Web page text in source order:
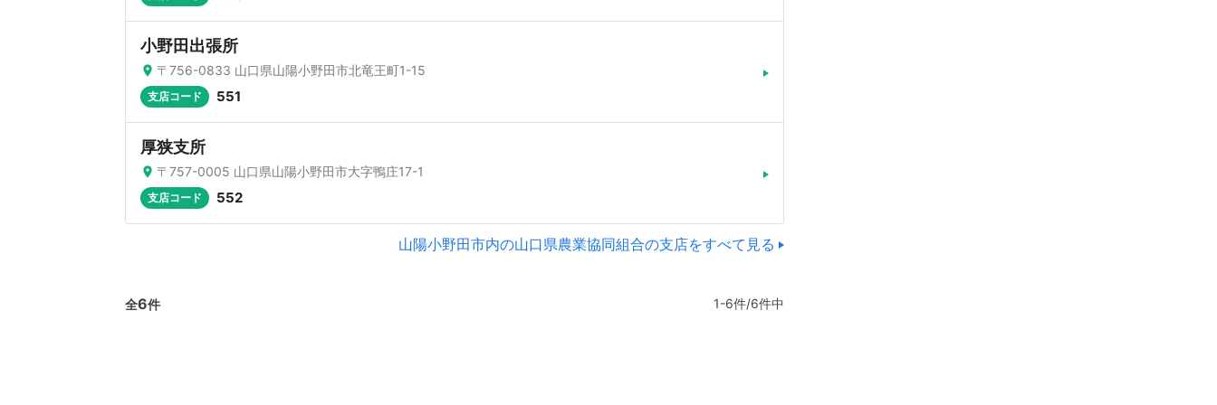
小野田出張所
〒756-0833 山口県山陽小野田市北竜王町1-15
支店コード 551
厚狭支所
〒757-0005 山口県山陽小野田市大字鴨庄17-1
支店コード 552
山陽小野田市内の山口県農業協同組合の支店をすべて見る
全6件 1-6件/6件中